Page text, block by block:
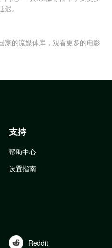
。
家的流媒体库，观看更多的电影
支持
帮助中心
设置指南
Reddit